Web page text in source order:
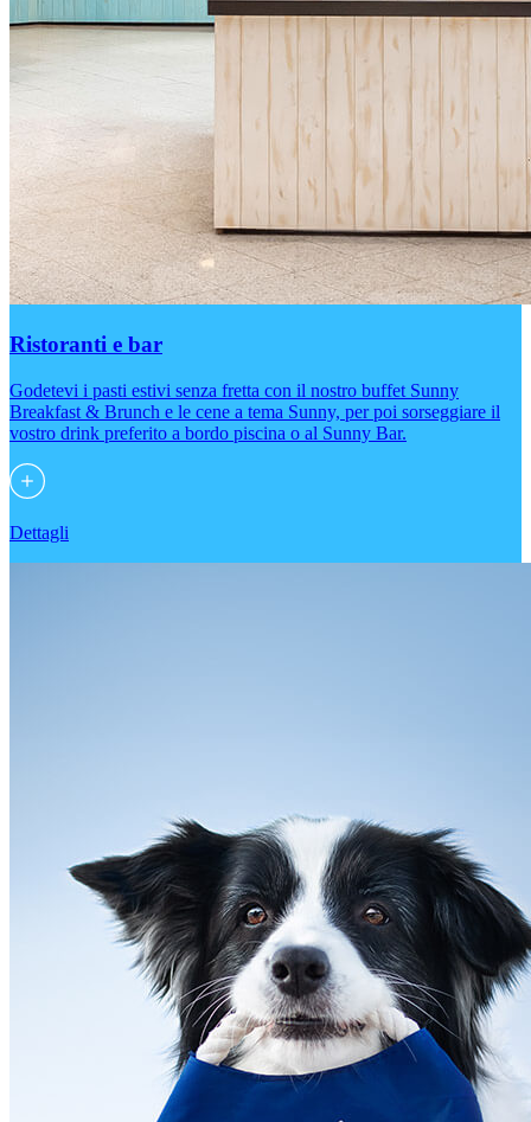
Ristoranti e bar
Godetevi i pasti estivi senza fretta con il nostro buffet Sunny
Breakfast & Brunch e le cene a tema Sunny, per poi sorseggiare il
vostro drink preferito a bordo piscina o al Sunny Bar.
Dettagli